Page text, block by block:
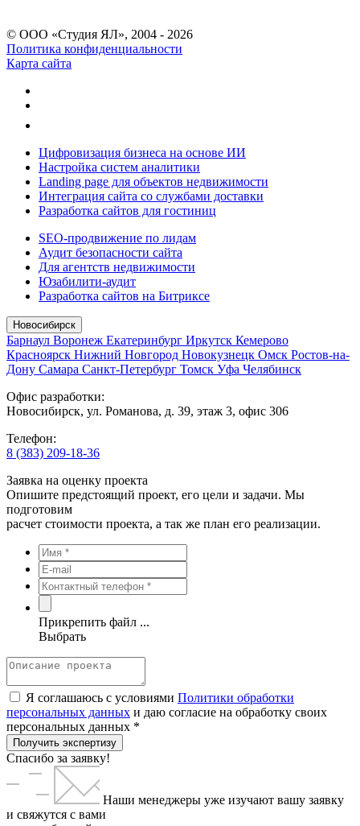
© ООО «Студия ЯЛ», 2004 - 2026
Политика конфиденциальности
Карта сайта
Цифровизация бизнеса на основе ИИ
Настройка систем аналитики
Landing page для объектов недвижимости
Интеграция сайта со службами доставки
Разработка сайтов для гостиниц
SEO-продвижение по лидам
Аудит безопасности сайта
Для агентств недвижимости
Юзабилити-аудит
Разработка сайтов на Битриксе
Новосибирск
Барнаул Воронеж Екатеринбург Иркутск Кемерово
Красноярск Нижний Новгород Новокузнецк Омск Ростов-на-
Дону Самара Санкт-Петербург Томск Уфа Челябинск
Офис разработки:
Новосибирск, ул. Романова, д. 39, этаж 3, офис 306
Телефон:
8 (383) 209-18-36
Заявка на оценку проекта
Опишите предстоящий проект, его цели и задачи. Мы
подготовим
расчет стоимости проекта, а так же план его реализации.
Прикрепить файл ...
Выбрать
Я соглашаюсь с условиями Политики обработки
персональных данных и даю согласие на обработку своих
персональных данных *
Получить экспертизу
Спасибо за заявку!
Наши менеджеры уже изучают вашу заявку
и свяжутся с вами